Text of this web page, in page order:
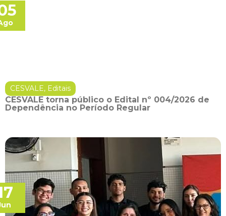
CESVALE, Editais
CESVALE torna público o Edital nº 004/2026 de
Dependência no Período Regular